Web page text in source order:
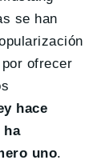
se han
ofrecer
hace
ha
uno.